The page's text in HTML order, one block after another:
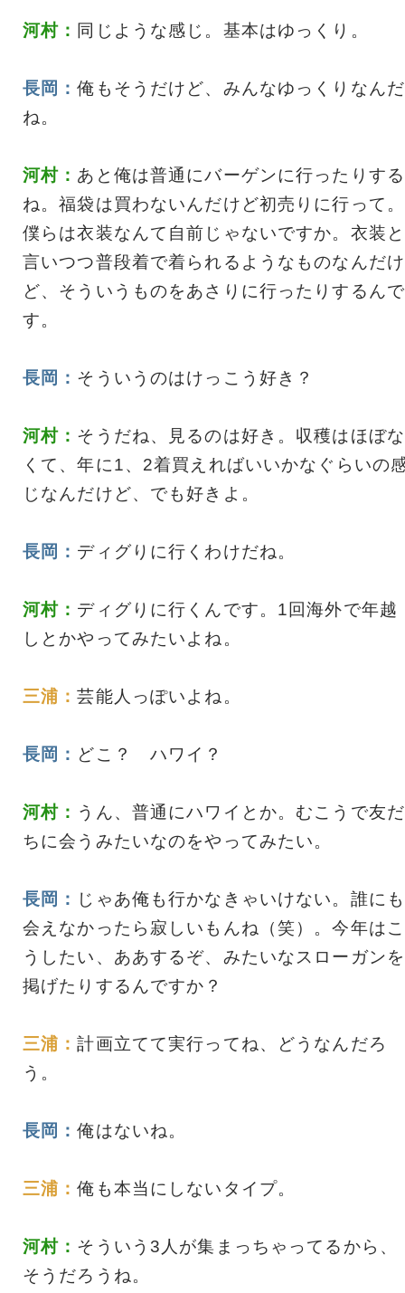
河村： 同じような感じ。基本はゆっくり。
長岡：俺もそうだけど、みんなゆっくりなんだ
ね。
河村： あと俺は普通にバーゲンに行ったりする
ね。福袋は買わないんだけど初売りに行って。
僕らは衣装なんて自前じゃないですか。衣装と
言いつつ普段着で着られるようなものなんだけ
ど、そういうものをあさりに行ったりするんで
す。
長岡： そういうのはけっこう好き？
河村： そうだね、見るのは好き。収穫はほぼな
くて、年に1、2着買えればいいかなぐらいの
じなんだけど、でも好きよ。
長岡： ディグりに行くわけだね。
河村： ディグりに行くんです。1回海外で年越
しとかやってみたいよね。
三浦：芸能人っぽいよね。
長岡： どこ？ ハワイ？
河村： うん、普通にハワイとか。むこうで友だ
ちに会うみたいなのをやってみたい。
長岡： じゃあ俺も行かなきゃいけない。誰にも
会えなかったら寂しいもんね（笑）。今年はこ
うしたい、ああするぞ、みたいなスローガンを
掲げたりするんですか？
三浦：計画立てて実行ってね、どうなんだろ
う。
長岡：俺はないね。
三浦：俺も本当にしないタイプ。
河村： そういう3人が集まっちゃってるから、
そうだろうね。